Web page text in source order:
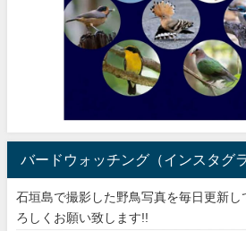
バードウォッチング（インスタグラ
石垣島で撮影した野鳥写真を毎日更新し
ろしくお願い致します!!